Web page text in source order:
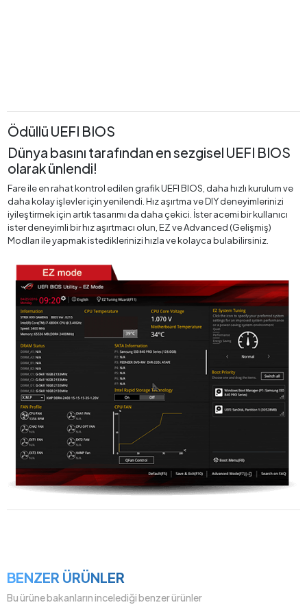
Ödüllü UEFI BIOS
Dünya basını tarafından en sezgisel UEFI BIOS
olarak ünlendi!
Fare ile en rahat kontrol edilen grafik UEFI BIOS, daha hızlı kurulum ve
daha kolay işlevler için yenilendi. Hız aşırtma ve DIY deneyimlerinizi
iyileştirmek için artık tasarımı da daha çekici. İster acemi bir kullanıcı
ister deneyimli bir hız aşırtmacı olun, EZ ve Advanced (Gelişmiş)
Modları ile yapmak istediklerinizi hızla ve kolayca bulabilirsiniz.
BENZER ÜRÜNLER
Bu ürüne bakanların incelediği benzer ürünler